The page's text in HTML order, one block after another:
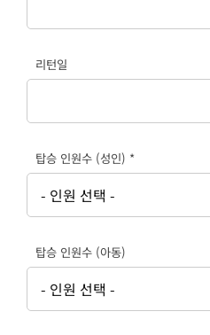
리턴일
탑승 인원수 (성인) *
탑승 인원수 (아동)